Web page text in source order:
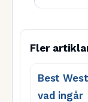
Fler
Best
vad ingår